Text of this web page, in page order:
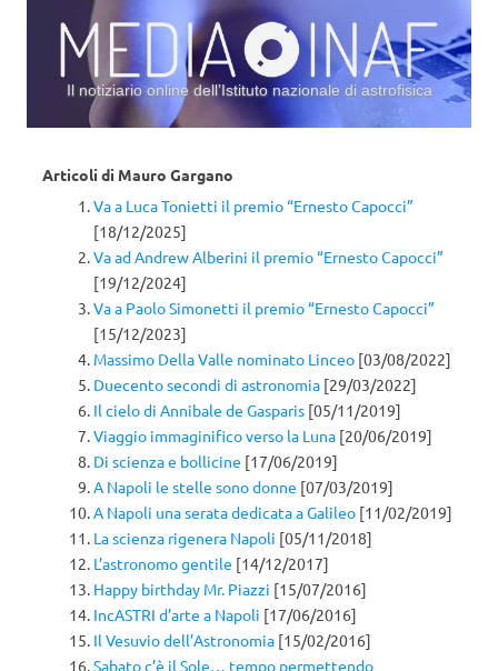
Il notiziario online dell’Istituto nazionale di astrofisica
Articoli di Mauro Gargano
Va a Luca Tonietti il premio “Ernesto Capocci”
[18/12/2025]
Va ad Andrew Alberini il premio “Ernesto Capocci”
[19/12/2024]
Va a Paolo Simonetti il premio “Ernesto Capocci”
[15/12/2023]
Massimo Della Valle nominato Linceo [03/08/2022]
Duecento secondi di astronomia [29/03/2022]
Il cielo di Annibale de Gasparis [05/11/2019]
Viaggio immaginifico verso la Luna [20/06/2019]
Di scienza e bollicine [17/06/2019]
A Napoli le stelle sono donne [07/03/2019]
A Napoli una serata dedicata a Galileo [11/02/2019]
La scienza rigenera Napoli [05/11/2018]
L’astronomo gentile [14/12/2017]
Happy birthday Mr. Piazzi [15/07/2016]
IncASTRI d’arte a Napoli [17/06/2016]
Il Vesuvio dell’Astronomia [15/02/2016]
Sabato c’è il Sole… tempo permettendo